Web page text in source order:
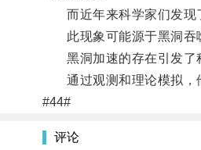
而近年来科学家们发现了
此现象可能源于黑洞吞噬
黑洞加速的存在引发了
通过观测和理论模拟，他
#44#
评论